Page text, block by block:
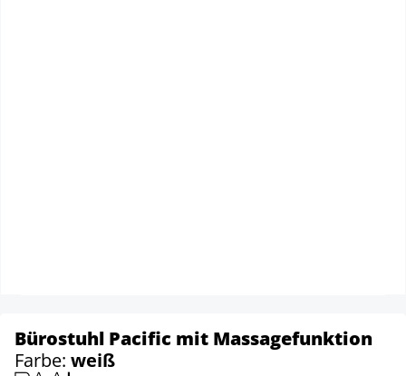
Bürostuhl Pacific mit Massagefunktion
Farbe: weiß